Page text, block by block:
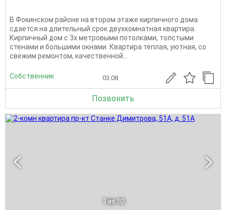
В Фокинском районе на втором этаже кирпичного дома
сдаётся на длительный срок двухкомнатная квартира.
Кирпичный дом с 3х метровыми потолками, толстыми
стенами и большими окнами. Квартира тёплая, уютная, со
свежим ремонтом, качественной...
Собственник 03.08
Позвонить
1 из 10